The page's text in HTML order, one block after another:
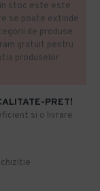
PRET!
si o livrare
stoc este este
se poate extinde
de produse
gratuit pentru
produselor